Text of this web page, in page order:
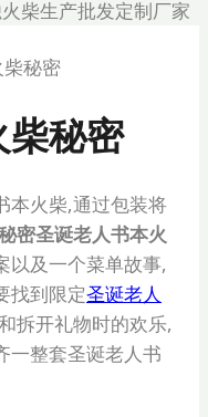
秘密
秘密
本火柴,通过包装将
密圣诞老人书本火
以及一个菜单故事,
找到限定圣诞老人
拆开礼物时的欢乐,
一整套圣诞老人书